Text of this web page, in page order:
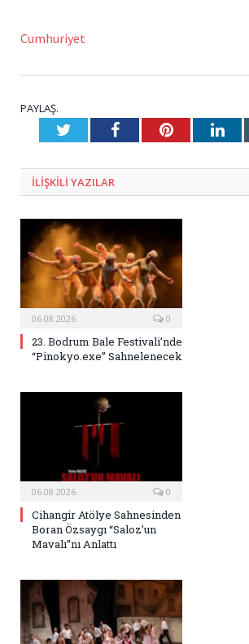
Cumhuriyet
PAYLAŞ.
TwitterFacebookPinterest
ILIŞKILI YAZILAR
06.08.2026 0
23. Bodrum Bale Festivali’nde
“Pinokyo.exe” Sahnelenecek
06.08.2026 0
Cihangir Atölye Sahnesinden
Boran Özsaygı “Saloz’un
Mavalı”nı Anlattı